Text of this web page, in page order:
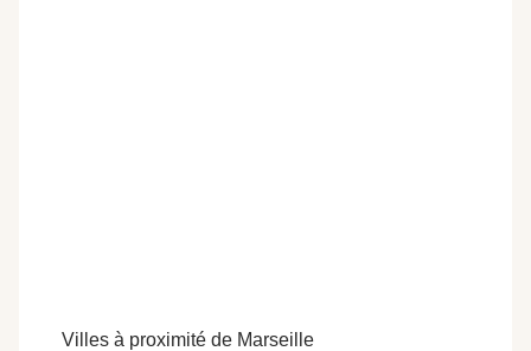
Villes à proximité de Marseille